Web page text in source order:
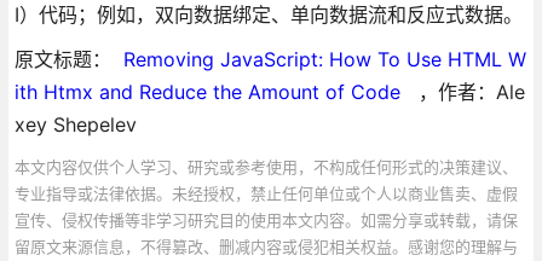
I）代码；例如，双向数据绑定、单向数据流和反应式数据。
原文标题：
Removing JavaScript: How To Use HTML W
ith Htmx and Reduce the Amount of Code
，作者：Ale
xey Shepelev
本文内容仅供个人学习、研究或参考使用，不构成任何形式的决策建议、
专业指导或法律依据。未经授权，禁止任何单位或个人以商业售卖、虚假
宣传、侵权传播等非学习研究目的使用本文内容。如需分享或转载，请保
留原文来源信息，不得篡改、删减内容或侵犯相关权益。感谢您的理解与